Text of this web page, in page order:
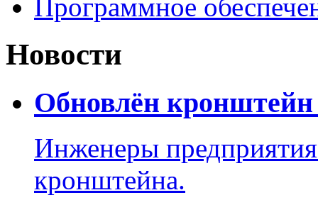
Программное
Новости
Обновлён
Инженеры
кронштейна.